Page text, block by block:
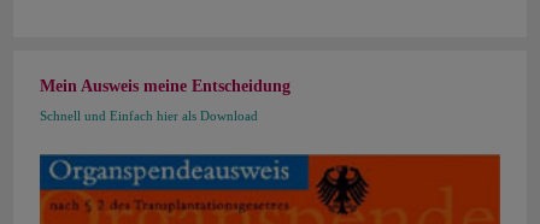
Mein Ausweis meine Entscheidung
Schnell und Einfach hier als Download